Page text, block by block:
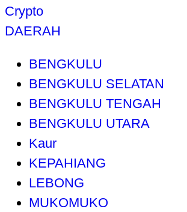
Crypto
DAERAH
BENGKULU
BENGKULU SELATAN
BENGKULU TENGAH
BENGKULU UTARA
Kaur
KEPAHIANG
LEBONG
MUKOMUKO